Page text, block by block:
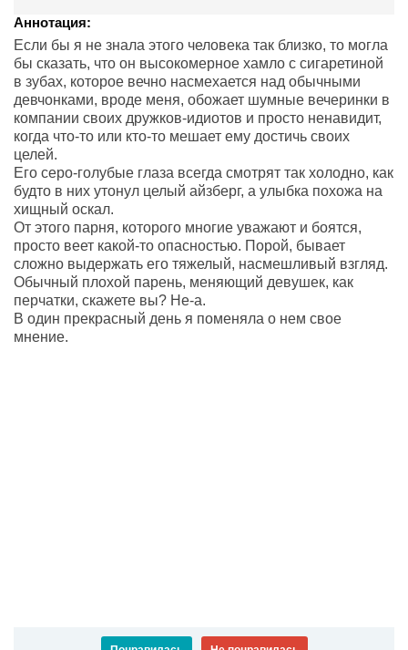
Аннотация:
Если бы я не знала этого человека так близко, то могла
бы сказать, что он высокомерное хамло с сигаретиной
в зубах, которое вечно насмехается над обычными
девчонками, вроде меня, обожает шумные вечеринки в
компании своих дружков-идиотов и просто ненавидит,
когда что-то или кто-то мешает ему достичь своих
целей.
Его серо-голубые глаза всегда смотрят так холодно, как
будто в них утонул целый айзберг, а улыбка похожа на
хищный оскал.
От этого парня, которого многие уважают и боятся,
просто веет какой-то опасностью. Порой, бывает
сложно выдержать его тяжелый, насмешливый взгляд.
Обычный плохой парень, меняющий девушек, как
перчатки, скажете вы? Не-а.
В один прекрасный день я поменяла о нем свое
мнение.